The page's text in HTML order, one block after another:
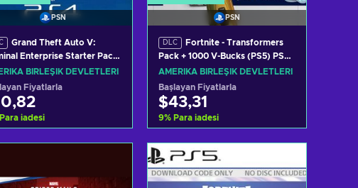
PSN
Grand Theft Auto V:
Enterprise Starter Pack
(PS4) PSN Key UNITED
BIRLEŞIK DEVLETLERI
Fiyatlarla
Para iadesi
PSN
DLC
Fortnite - Transformers
Pack + 1000 V-Bucks (PS5) PSN
Key UNITED STATES
AMERIKA BIRLEŞIK DEVLETLERI
Başlayan Fiyatlarla
$43,31
9% Para iadesi
Sepete ekle
Teklifleri görüntüle